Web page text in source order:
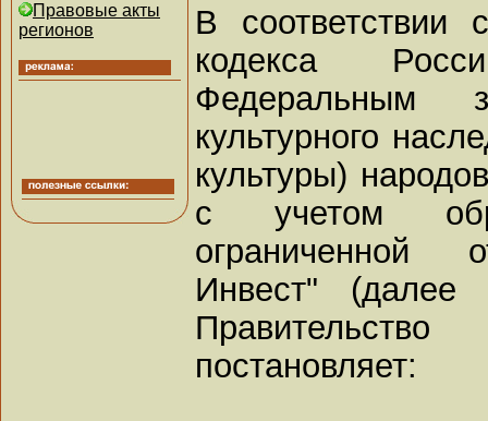
Правовые акты
регионов
В соответствии
кодекса
Федеральным
культурного
культуры)
с учетом
ограниченной
Инвест"
постановляет: